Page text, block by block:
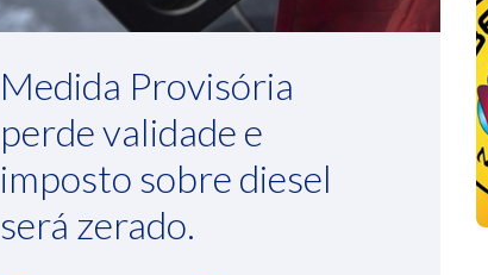
Medida Provisória
perde validade e
imposto sobre diesel
será zerado.